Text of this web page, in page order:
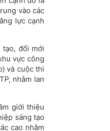
vào các
lực cạnh
đổi mới
vực công
và cuộc thi
nhằm lan
giới thiệu
sáng tạo
cao nhằm